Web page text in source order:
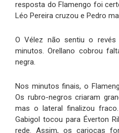
resposta do Flamengo foi
Léo Pereira cruzou e Pedro
O Vélez não sentiu o
minutos. Orellano cobrou
negra.
Nos minutos finais, o
Os rubro-negros criaram
mas o lateral finalizou
Gabigol tocou para Éverton
rede. Assim, os cariocas